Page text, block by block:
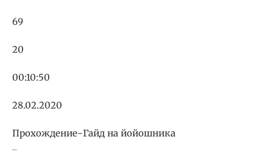
69
20
00:10:50
28.02.2020
Прохождение-Гайд на йойошника